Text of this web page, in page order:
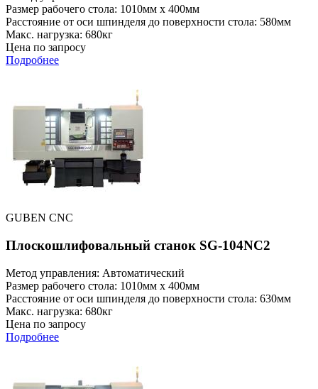
Размер рабочего стола: 1010мм x 400мм
Расстояние от оси шпинделя до поверхности стола: 580мм
Макс. нагрузка: 680кг
Цена по запросу
Подробнее
GUBEN CNC
Плоскошлифовальный станок SG-104NC2
Метод управления: Автоматический
Размер рабочего стола: 1010мм x 400мм
Расстояние от оси шпинделя до поверхности стола: 630мм
Макс. нагрузка: 680кг
Цена по запросу
Подробнее